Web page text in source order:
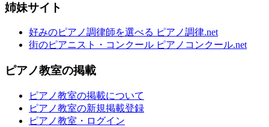
姉妹サイト
好みのピアノ調律師を選べる ピアノ調律.net
街のピアニスト・コンクール ピアノコンクール.net
ピアノ教室の掲載
ピアノ教室の掲載について
ピアノ教室の新規掲載登録
ピアノ教室・ログイン